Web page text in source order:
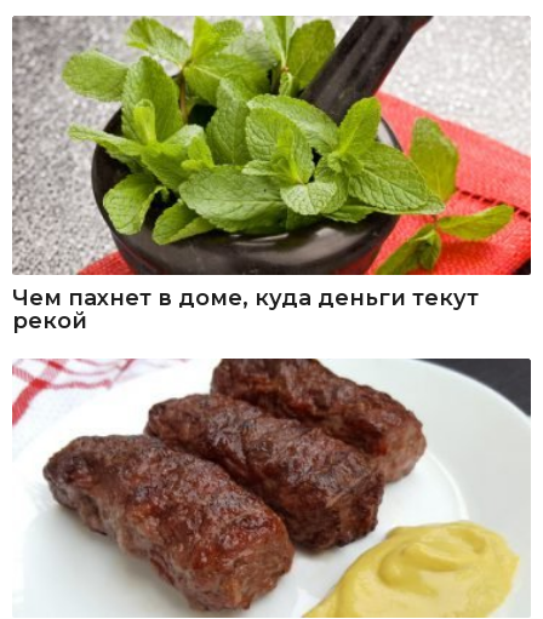
Чем пахнет в доме, куда деньги текут
рекой